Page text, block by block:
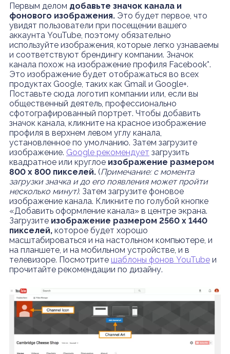
Первым делом добавьте значок канала и
фонового изображения.Это будет первое, что
увидят пользователи при посещении вашего
аккаунта YouTube, поэтому обязательно
используйте изображения, которые легко узнаваемы
и соответствуют брендингу компании. Значок
канала похож на изображение профиля Facebook*.
Это изображение будет отображаться во всех
продуктах Google, таких как Gmail и Google+.
Поставьте сюда логотип компании или, если вы
общественный деятель, профессионально
сфотографированный портрет. Чтобы добавить
значок канала, кликните на красное изображение
профиля в верхнем левом углу канала,
установленное по умолчанию. Затем загрузите
изображение. Google рекомендует загрузить
квадратное или круглоеизображение размером
800 x 800 пикселей.(Примечание: с момента
загрузки значка и до его появления может пройти
несколько минут).Затем загрузите фоновое
изображение канала. Кликните по голубой кнопке
«Добавить оформление канала» в центре экрана.
Загрузитеизображение размером 2560 x 1440
пикселей,которое будет хорошо
масштабироваться и на настольном компьютере, и
на планшете, и на мобильном устройстве, и в
телевизоре. Посмотрите шаблоны фонов YouTubeи
прочитайте рекомендации по дизайну.